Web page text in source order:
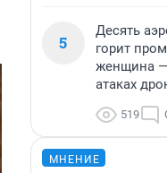
5
Десять
горит
женщина
атаках
519
МНЕНИЕ